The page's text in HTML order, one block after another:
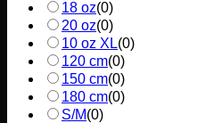
18 oz(0)
20 oz(0)
10 oz XL(0)
120 cm(0)
150 cm(0)
180 cm(0)
S/M(0)